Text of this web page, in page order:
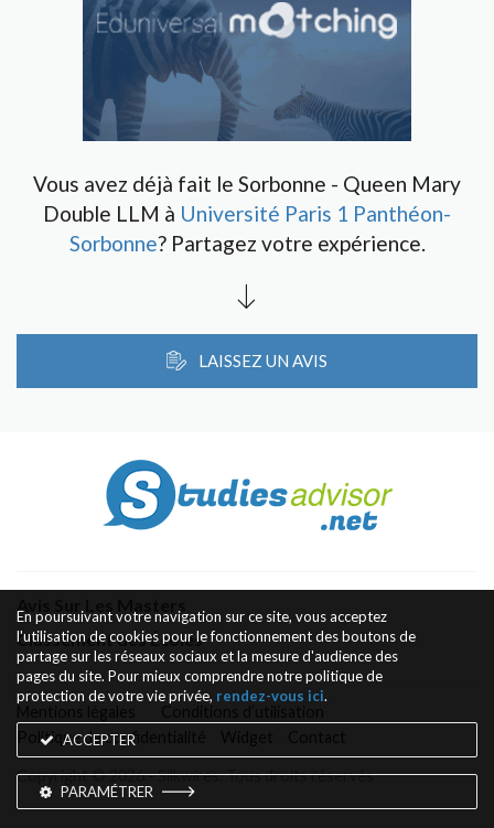
Vous avez déjà fait le Sorbonne - Queen Mary
Double LLM à Université Paris 1 Panthéon-
Sorbonne? Partagez votre expérience.
LAISSEZ UN AVIS
Classement des Écoles
Politique de confidentialité
Copyright © 2026 - Silkwires. Tous droits réservés
En poursuivant votre navigation sur ce site, vous acceptez
l'utilisation de cookies pour le fonctionnement des boutons de
partage sur les réseaux sociaux et la mesure d'audience des
pages du site. Pour mieux comprendre notre politique de
protection de votre vie privée, rendez-vous ici.
ACCEPTER
PARAMÉTRER